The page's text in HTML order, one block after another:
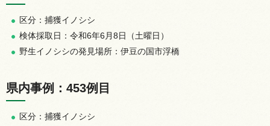
区分：捕獲イノシシ
検体採取日：令和6年6月8日（土曜日）
野生イノシシの発見場所：伊豆の国市浮橋
県内事例：453例目
区分：捕獲イノシシ